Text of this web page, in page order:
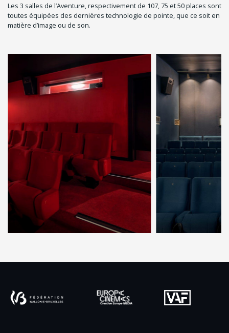
Les 3 salles de l’Aventure, respectivement de 107, 75 et 50 places sont
toutes équipées des dernières technologie de pointe, que ce soit en
matière d’image ou de son.